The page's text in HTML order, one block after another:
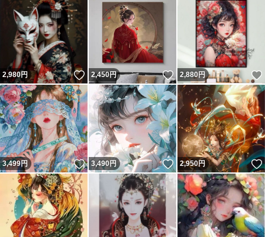
2,980円 いいね！
2,450円 いいね！
2,880円
3,499円 いいね！
3,490円 いいね！
2,950円